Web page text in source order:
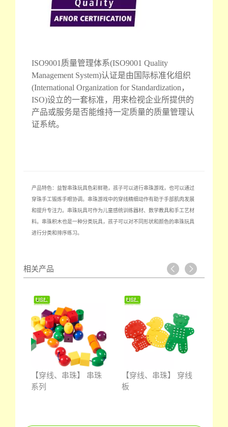
ISO9001质量管理体系(ISO9001 Quality
Management System)认证是由国际标准化组织
(International Organization for Standardization，
ISO)设立的一套标准，用来检视企业所提供的
产品或服务是否能维持一定质量的质量管理认
证系统。
产品特色：益智串珠玩具色彩鲜艳，孩子可以进行串珠游戏，也可以通过
穿珠手工锻炼手眼协调。串珠游戏中的穿线精细动作有助于手部肌肉发展
和提升专注力。串珠玩具可作为儿童感统训练器材、数学教具和手工艺材
料。串珠积木也是一种分类玩具，孩子可以对不同形状和颜色的串珠玩具
进行分类和排序练习。
相关产品
【穿线、串珠】 串珠
系列
【穿线、串珠】 穿线
板